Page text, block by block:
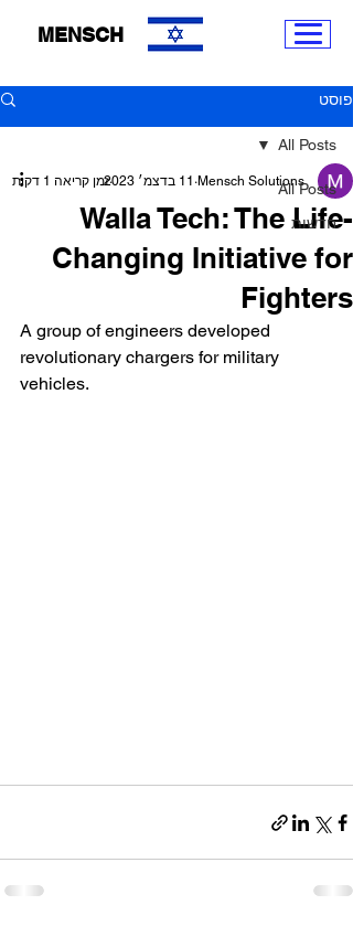
MENSCH
פוסט
All Posts
חדשות
All Posts
Walla Tech: The Life-
Changing Initiative for
Fighters
Mensch Solutions 11 בדצמ׳ 2023 זמן קריאה 1 דקות
A group of engineers developed
revolutionary chargers for military
vehicles.